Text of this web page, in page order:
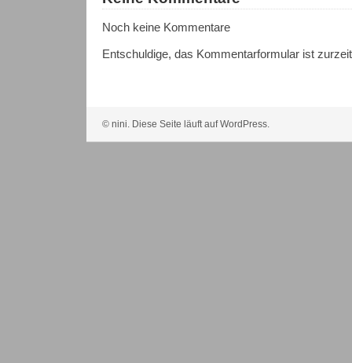
Noch keine Kommentare
Entschuldige, das Kommentarformular ist
© nini. Diese Seite läuft auf WordPress.